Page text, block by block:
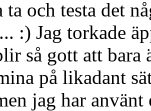
ta och testa det
:) Jag torkade
så gott att bara
på likadant
jag har